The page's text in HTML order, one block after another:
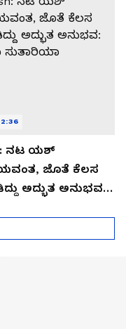
ನಟ ಯಶ್​
ಜೊತೆ ಕೆಲಸ
ಅದ್ಭುತ ಅನುಭವ: